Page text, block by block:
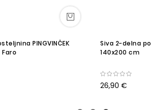
PINGVINČEK
Faro
Siva 2-delna
140x200 cm
26,90 €